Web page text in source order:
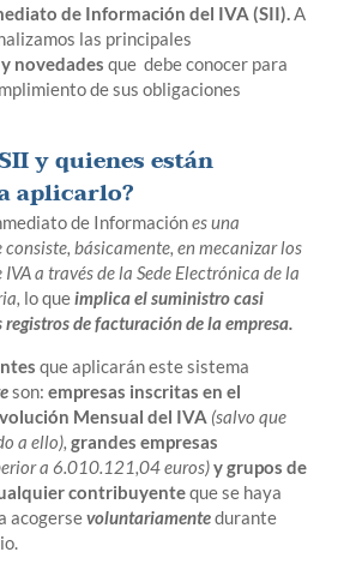
de Información del IVA (SII).A
las principales
novedades que debe conocer para
de sus obligaciones
y quienes están
aplicarlo?
de Informaciónes una
básicamente, en mecanizar los
a través de la Sede Electrónica de la
lo queimplica el suministro casi
de facturación de la empresa.
que aplicarán este sistema
son: empresas inscritas en el
Mensual del IVA (salvo que
a ello), grandes empresas
a 6.010.121,04 euros)y grupos de
contribuyenteque se haya
acogersevoluntariamentedurante